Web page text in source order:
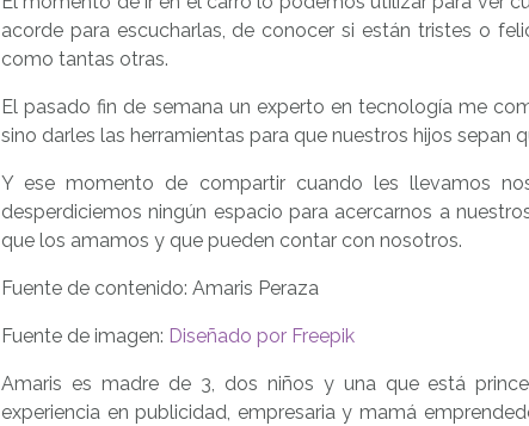
acorde para escucharlas, de conocer si están tristes o
como tantas otras.
El pasado fin de semana un experto en tecnología me
sino darles las herramientas para que nuestros hijos sepan
Y ese momento de compartir cuando les llevamos
desperdiciemos ningún espacio para acercarnos a
que los amamos y que pueden contar con nosotros.
Fuente de contenido: Amaris Peraza
Fuente de imagen: Diseñado por Freepik
Amaris es madre de 3, dos niños y una que está
experiencia en publicidad, empresaria y mamá